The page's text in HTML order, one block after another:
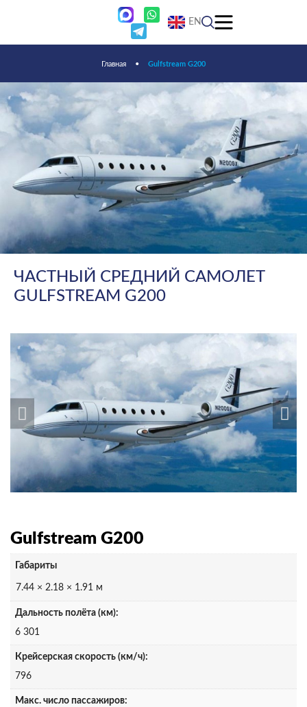
EN
Главная • Gulfstream G200
ЧАСТНЫЙ СРЕДНИЙ САМОЛЕТ
GULFSTREAM G200
Gulfstream G200
Габариты
7.44 × 2.18 × 1.91 м
Дальность полёта (км):
6 301
Крейсерская скорость (км/ч):
796
Макс. число пассажиров: